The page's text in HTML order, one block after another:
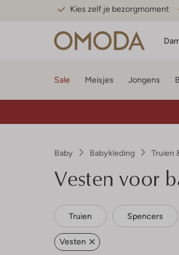
Kies zelf je bezorgmoment
Sale Meisjes Jongens
Baby Babykleding Truien
Vesten voor
Truien Spencers
Vesten